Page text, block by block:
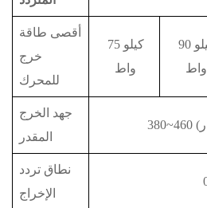
أقصى طاقة
خرج
للمحرك
75 كيلو
واط
90 كيلو
واط
جهد الخرج
المقدر
نطاق تردد
الإخراج